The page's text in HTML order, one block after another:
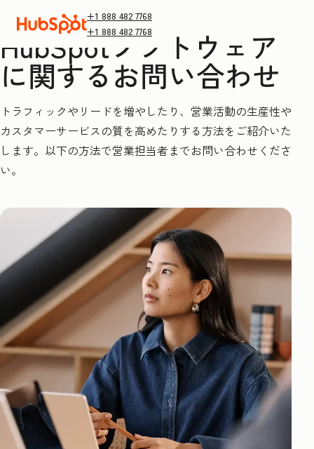
+1 888 482 7768
+1 888 482 7768
HubSpotソフトウェア
に関するお問い合わせ
トラフィックやリードを増やしたり、営業活動の生産性や
カスタマーサービスの質を高めたりする方法をご紹介いた
します。以下の方法で営業担当者までお問い合わせくださ
い。